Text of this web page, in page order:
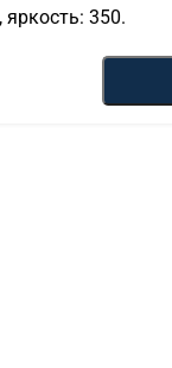
яркость: 350.